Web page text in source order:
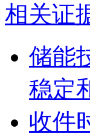
相关证
储能
稳定
收件